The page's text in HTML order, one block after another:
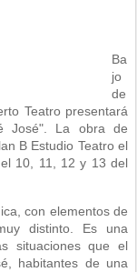
Ba
jo
de
Teatro presentará
José". La obra de
B Estudio Teatro el
10, 11, 12 y 13 del
con elementos de
distinto. Es una
situaciones que el
habitantes de una